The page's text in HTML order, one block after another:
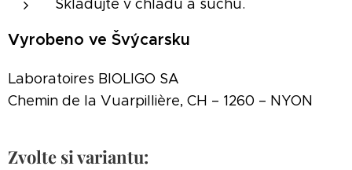
Skladujte v chladu a suchu.
Vyrobeno ve Švýcarsku
Laboratoires BIOLIGO SA
Chemin de la Vuarpillière, CH – 1260 – NYON
Zvolte si variantu: